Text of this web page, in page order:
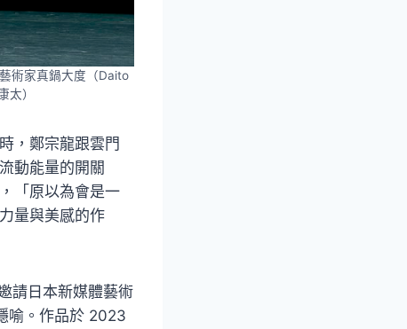
術家真鍋大度（Daito
）
，鄭宗龍跟雲門
動能量的開關
「原以為會是一
量與美感的作
請日本新媒體藝術
喻。作品於 2023